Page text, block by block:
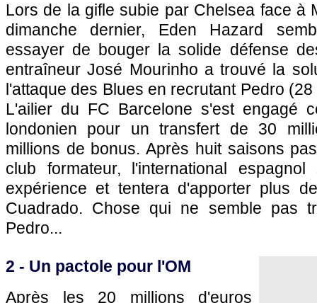
Lors de la gifle subie par Chelsea face à
dimanche dernier, Eden Hazard
essayer de bouger la solide défense
entraîneur José Mourinho a trouvé la
l'attaque des Blues en recrutant Pedro
L'ailier du FC Barcelone s'est engagé
londonien pour un transfert de 30
millions de bonus. Après huit saisons
club formateur, l'international
expérience et tentera d'apporter plus
Cuadrado. Chose qui ne semble pas
Pedro...
2 - Un pactole pour l'OM
Après les 20 millions d'euros